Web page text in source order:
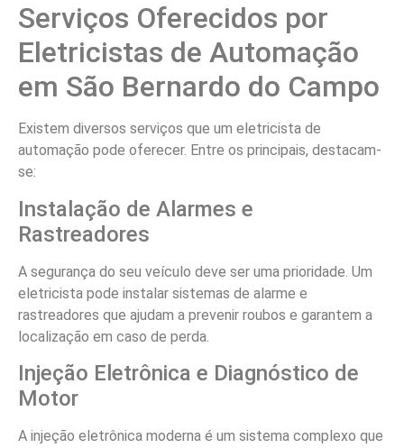
Serviços Oferecidos por
Eletricistas de Automação
em São Bernardo do Campo
Existem diversos serviços que um eletricista de
automação pode oferecer. Entre os principais, destacam-
se:
Instalação de Alarmes e
Rastreadores
A segurança do seu veículo deve ser uma prioridade. Um
eletricista pode instalar sistemas de alarme e
rastreadores que ajudam a prevenir roubos e garantem a
localização em caso de perda.
Injeção Eletrônica e Diagnóstico de
Motor
A injeção eletrônica moderna é um sistema complexo que